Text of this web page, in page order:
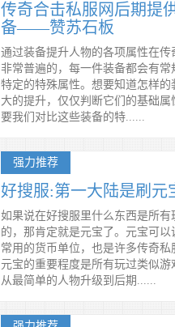
传奇合击私服网后期提
备——赞苏石板
通过装备提升人物的各项属性在传
非常普遍的，每一件装备都会有常
特定的特殊属性。想要知道怎样的
大的提升，仅仅判断它们的基础属
要我们对比这些装备的特......
强力推荐
好搜服:第一大陆是刷元
如果说在好搜服里什么东西是所有
的，那肯定就是元宝了。元宝可
常用的货币单位，也是许多传奇私
元宝的重要程度是所有玩过类似游
从最简单的人物升级到后期......